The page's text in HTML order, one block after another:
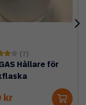
(7)
Hållare för
kr